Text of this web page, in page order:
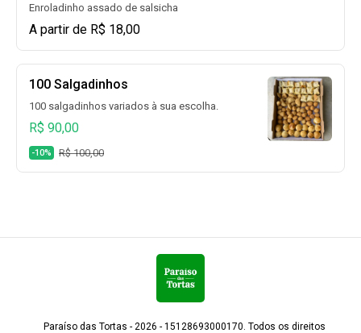
Enroladinho assado de salsicha
A partir de R$ 18,00
100 Salgadinhos
100 salgadinhos variados à sua escolha.
R$ 90,00
-10% R$ 100,00
Paraíso das Tortas - 2026 - 15128693000170. Todos os direitos